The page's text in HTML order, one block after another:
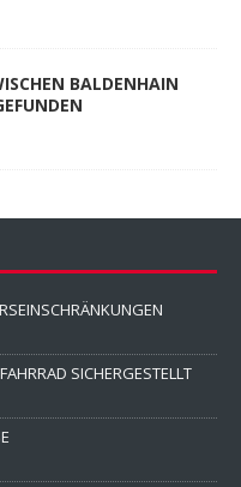
BALDENHAIN
SICHERGESTELLT